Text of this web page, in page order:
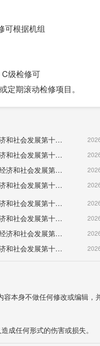
可根据机组
级检修可
期滚动检修项目。
（天津市）河北区国民经济和社会发展第十五个五年规划纲要
（北京市）密云区国民经济和社会发展第十五个五年规划纲要
（北京市）门头沟区国民经济和社会发展第十五个五年规划纲要
（北京市）房山区国民经济和社会发展第十五个五年规划纲要
（北京市）东城区国民经济和社会发展第十五个五年规划纲要
（北京市）大兴区国民经济和社会发展第十五个五年规划纲要
（天津市）滨海新区国民经济和社会发展第十五个五年规划纲要
（天津市）宝坻区国民经济和社会发展第十五个五年规划纲要
本身不做任何修改或编辑，
成任何形式的伤害或损失。